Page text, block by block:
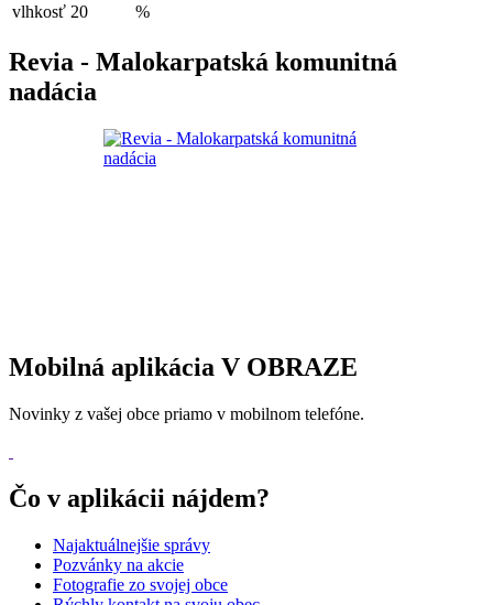
vlhkosť 20 %
Revia - Malokarpatská komunitná
nadácia
Mobilná aplikácia V OBRAZE
Novinky z vašej obce priamo v mobilnom telefóne.
Čo v aplikácii nájdem?
Najaktuálnejšie správy
Pozvánky na akcie
Fotografie zo svojej obce